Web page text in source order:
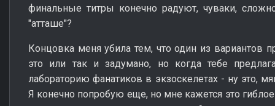
финальные титры конечно радуют, чуваки,
"атташе"?
Концовка меня убила тем, что один из вариантов
это или так и задумано, но когда тебе
лабораторию фанатиков в экзоскелетах - ну это,
Я конечно попробую еще, но мне кажется это